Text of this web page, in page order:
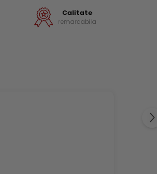
Calitate
remarcabila